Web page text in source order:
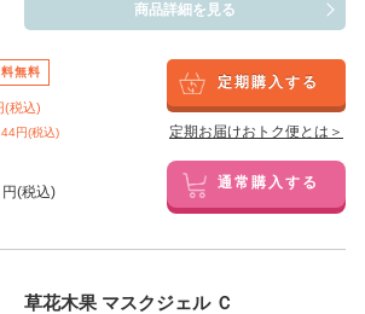
商品詳細を見る
無料
(税込)
円(税込)
定期購入する
定期お届けおトク便とは＞
円(税込) 通常購入する
草花木果 マスクジェル Ｃ